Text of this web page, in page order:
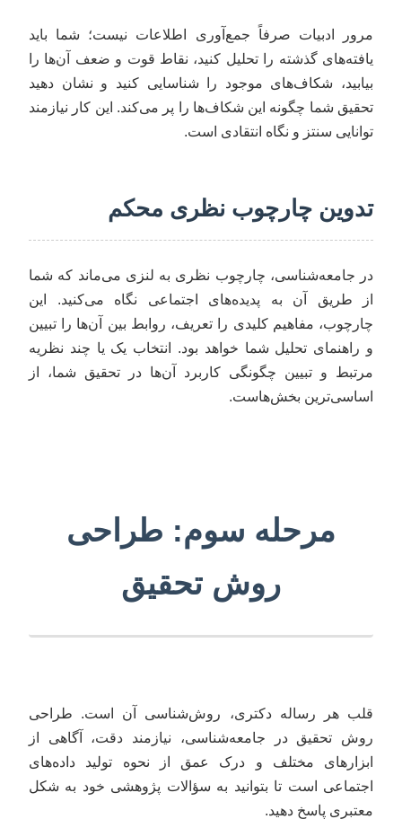
مرور ادبیات صرفاً جمع‌آوری اطلاعات نیست؛ شما باید
یافته‌های گذشته را تحلیل کنید، نقاط قوت و ضعف آن‌ها را
بیابید، شکاف‌های موجود را شناسایی کنید و نشان دهید
تحقیق شما چگونه این شکاف‌ها را پر می‌کند. این کار نیازمند
توانایی سنتز و نگاه انتقادی است.
تدوین چارچوب نظری محکم
در جامعه‌شناسی، چارچوب نظری به لنزی می‌ماند که شما
از طریق آن به پدیده‌های اجتماعی نگاه می‌کنید. این
چارچوب، مفاهیم کلیدی را تعریف، روابط بین آن‌ها را تبیین
و راهنمای تحلیل شما خواهد بود. انتخاب یک یا چند نظریه
مرتبط و تبیین چگونگی کاربرد آن‌ها در تحقیق شما، از
اساسی‌ترین بخش‌هاست.
مرحله سوم: طراحی
روش تحقیق
قلب هر رساله دکتری، روش‌شناسی آن است. طراحی
روش تحقیق در جامعه‌شناسی، نیازمند دقت، آگاهی از
ابزارهای مختلف و درک عمق از نحوه تولید داده‌های
اجتماعی است تا بتوانید به سؤالات پژوهشی خود به شکل
معتبری پاسخ دهید.